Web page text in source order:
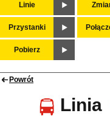
Linie
Przystanki
Pobierz
Powrót
Linia